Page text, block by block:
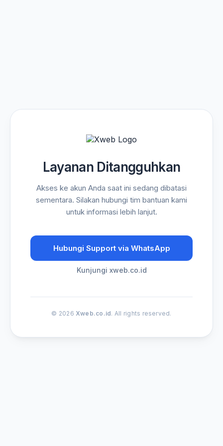
Layanan Ditangguhkan
Akses ke akun Anda saat ini sedang dibatasi
sementara. Silakan hubungi tim bantuan kami
untuk informasi lebih lanjut.
Hubungi Support via WhatsApp
Kunjungi xweb.co.id
© 2026 Xweb.co.id. All rights reserved.